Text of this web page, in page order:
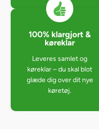
100% klargjort &
køreklar
Leveres samlet og
køreklar – du skal blot
glæde dig over dit nye
køretøj.